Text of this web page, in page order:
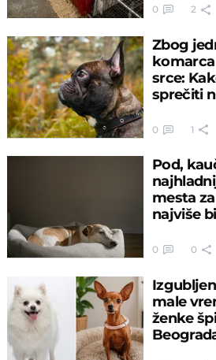
0 2
Zbog
srce:
sprečiti
0 1
Pod,
mesta
najviše
0 0
male
ženke